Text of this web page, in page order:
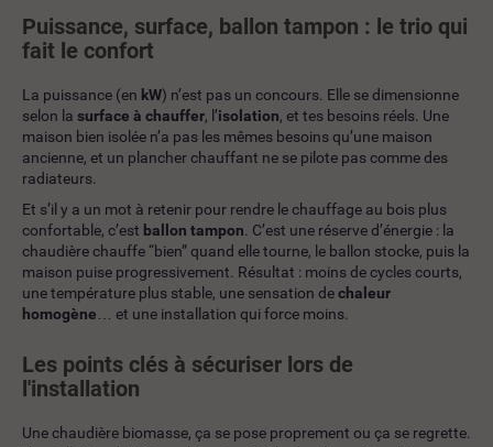
Puissance, surface, ballon tampon : le trio qui
fait le confort
La puissance (en kW) n’est pas un concours. Elle se dimensionne
selon la surface à chauffer, l’isolation, et tes besoins réels. Une
maison bien isolée n’a pas les mêmes besoins qu’une maison
ancienne, et un plancher chauffant ne se pilote pas comme des
radiateurs.
Et s’il y a un mot à retenir pour rendre le chauffage au bois plus
confortable, c’est ballon tampon. C’est une réserve d’énergie : la
chaudière chauffe “bien” quand elle tourne, le ballon stocke, puis la
maison puise progressivement. Résultat : moins de cycles courts,
une température plus stable, une sensation dechaleur
homogène … et une installation qui force moins.
Les points clés à sécuriser lors de
l'installation
Une chaudière biomasse, ça se pose proprement ou ça se regrette.